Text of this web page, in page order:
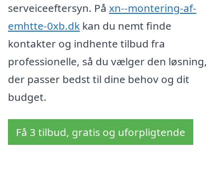
serveiceeftersyn. På xn--montering-af-
emhtte-0xb.dk kan du nemt finde
kontakter og indhente tilbud fra
professionelle, så du vælger den løsning,
der passer bedst til dine behov og dit
budget.
Få 3 tilbud, gratis og uforpligtende